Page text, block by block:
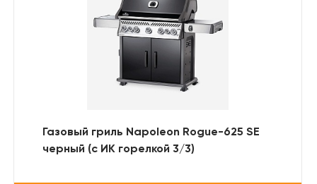
Газовый гриль Napoleon Rogue-625 SE
черный (с ИК горелкой 3/3)